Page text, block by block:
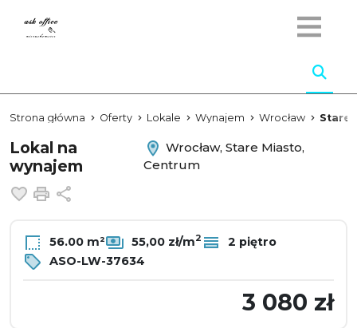
Strona główna Oferty Lokale Wynajem Wrocław Stare
Lokal na
wynajem
Wrocław, Stare Miasto,
Centrum
Dodaj do ulubionych
Drukuj
56.00 m² 55,00 zł/m2
2 piętro
ASO-LW-37634
3 080 zł